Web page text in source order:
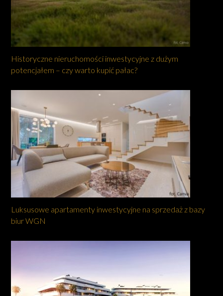
Historyczne nieruchomości inwestycyjne z dużym
potencjałem – czy warto kupić pałac?
Luksusowe apartamenty inwestycyjne na sprzedaż z bazy
biur WGN